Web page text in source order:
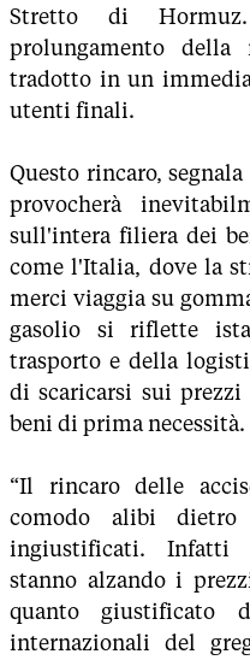
Stretto di
prolungamento
tradotto in un
utenti finali.
Questo rincaro,
provocherà
sull'intera filiera dei
come l'Italia, dove la
merci viaggia su
gasolio si riflette
trasporto e della
di scaricarsi sui
beni di prima necessità.
“Il rincaro delle
comodo alibi dietro
ingiustificati. Infatti
stanno alzando i
quanto giustificato
internazionali del